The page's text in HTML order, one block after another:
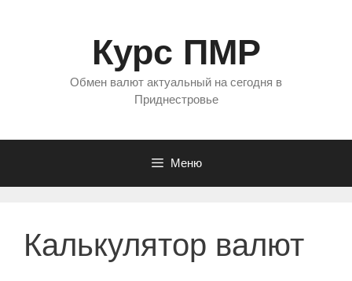
Курс ПМР
Обмен валют актуальный на сегодня в
Приднестровье
Меню
Калькулятор валют